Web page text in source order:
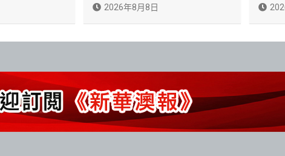
2026年8月8日